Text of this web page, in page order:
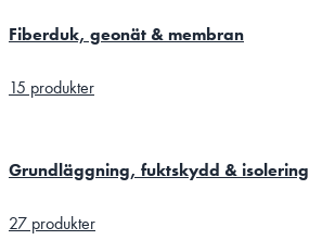
Fiberduk, geonät & membran
15 produkter
Grundläggning, fuktskydd & isolering
27 produkter